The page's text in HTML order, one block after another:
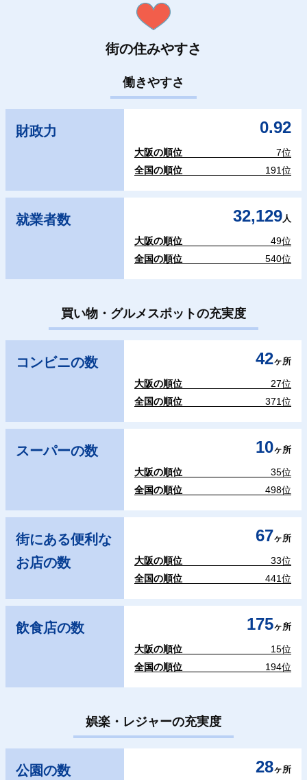
街の住みやすさ
働きやすさ
財政力 0.92
大阪の順位
7位
全国の順位
191位
就業者数 32,129人
大阪の順位
49位
全国の順位
540位
買い物・グルメスポットの充実度
コンビニの数 42ヶ所
大阪の順位
27位
全国の順位
371位
スーパーの数 10ヶ所
大阪の順位
35位
全国の順位
498位
街にある便利な
お店の数
67ヶ所
大阪の順位
33位
全国の順位
441位
飲食店の数 175ヶ所
大阪の順位
15位
全国の順位
194位
娯楽・レジャーの充実度
公園の数 28ヶ所